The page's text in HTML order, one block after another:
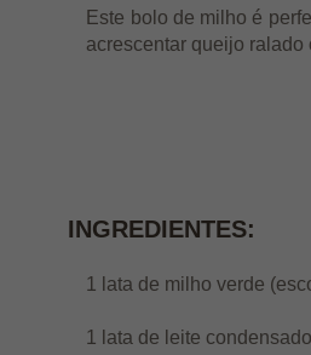
Este bolo de milho é
acrescentar queijo ralado
INGREDIENTES:
1 lata de milho verde
1 lata de leite condensado